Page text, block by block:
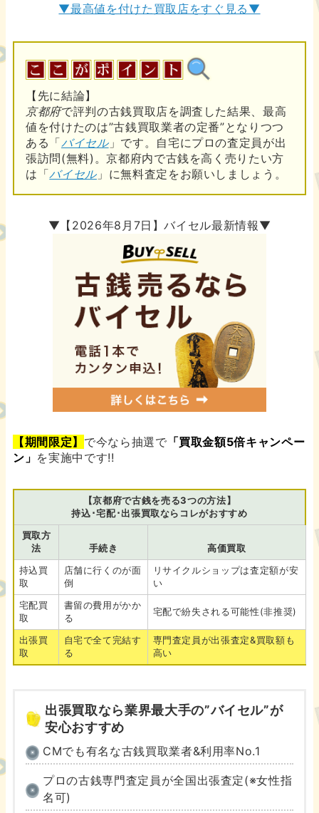
▼最高値を付けた買取店をすぐ見る▼
【先に結論】
京都府で評判の古銭買取店を調査した結果、最高
値を付けたのは”古銭買取業者の定番”となりつつ
ある「バイセル」です。自宅にプロの査定員が出
張訪問(無料)。京都府内で古銭を高く売りたい方
は「バイセル」に無料査定をお願いしましょう。
▼【2026年8月7日】バイセル最新情報▼
【期間限定】 で今なら抽選で 「買取金額5倍キャンペー
ン」 を実施中です!!
【京都府で古銭を売る3つの方法】
持込･宅配･出張買取ならコレがおすすめ
買取方
法
手続き
高価買取
持込買
取
店舗に行くのが面
倒
リサイクルショップは査定額が安
い
宅配買
取
書留の費用がかか
る
宅配で紛失される可能性(非推奨)
出張買
取
自宅で全て完結す
る
専門査定員が出張査定&買取額も
高い
出張買取なら業界最大手の”バイセル”が
安心おすすめ
CMでも有名な古銭買取業者&利用率No.1
プロの古銭専門査定員が全国出張査定(※女性指
名可)